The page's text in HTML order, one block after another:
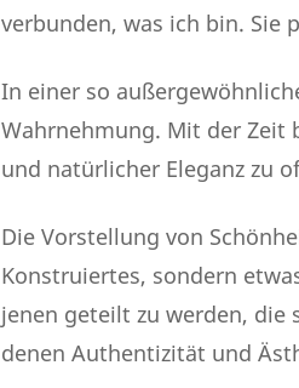
verbunden, was ich bin. Sie
In einer so
Wahrnehmung. Mit der Zeit
und natürlicher Eleganz zu
Die Vorstellung von
Konstruiertes, sondern
jenen geteilt zu werden, die
denen Authentizität und